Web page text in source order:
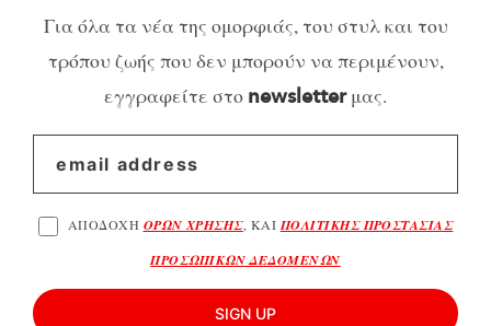
Για όλα τα νέα της ομορφιάς, του στυλ και του
τρόπου ζωής που δεν μπορούν να περιμένουν,
εγγραφείτε στο newsletterμας.
ΑΠΟΔΟΧΗ ΟΡΩΝ ΧΡΗΣΗΣ, ΚΑΙ ΠΟΛΙΤΙΚΗΣ ΠΡΟΣΤΑΣΙΑΣ
ΠΡΟΣΩΠΙΚΩΝ ΔΕΔΟΜΕΝΩΝ
SIGN UP